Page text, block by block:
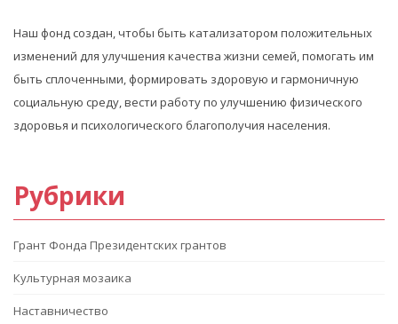
Наш фонд создан, чтобы быть катализатором положительных
изменений для улучшения качества жизни семей, помогать им
быть сплоченными, формировать здоровую и гармоничную
социальную среду, вести работу по улучшению физического
здоровья и психологического благополучия населения.
Рубрики
Грант Фонда Президентских грантов
Культурная мозаика
Наставничество